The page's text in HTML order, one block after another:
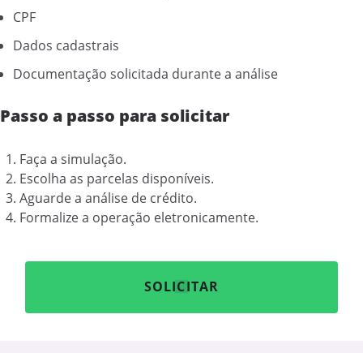
CPF
Dados cadastrais
Documentação solicitada durante a análise
Passo a passo para solicitar
Faça a simulação.
Escolha as parcelas disponíveis.
Aguarde a análise de crédito.
Formalize a operação eletronicamente.
SOLICITAR